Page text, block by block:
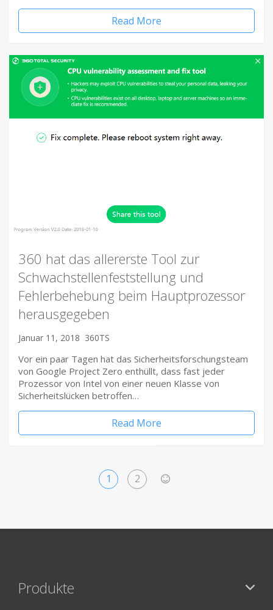
Read More
360 hat das allererste Tool zur
Schwachstellenfeststellung und
Fehlerbehebung beim Hauptprozessor
herausgegeben
Januar 11, 2018 360TS
Vor ein paar Tagen hat das Sicherheitsforschungsteam
von Google Project Zero enthüllt, dass fast jeder
Prozessor von Intel von einer neuen Klasse von
Sicherheitslücken betroffen…
Read More
1 2
Produkte